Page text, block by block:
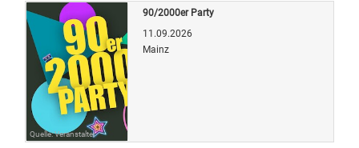
Quelle: Veranstalter
90/2000er Party
11.09.2026
Mainz